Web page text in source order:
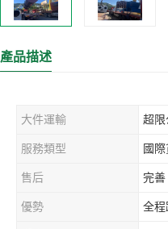
產品描述
大件運輸 超限
服務類型 國
售后 完善
優勢 全程